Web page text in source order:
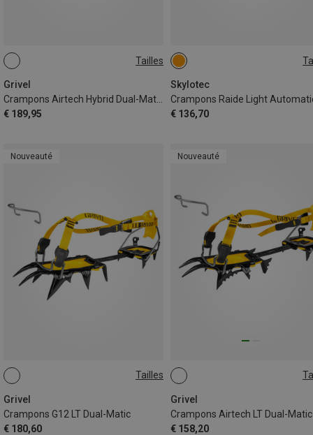
Tailles
Grivel
Crampons Airtech Hybrid Dual-Matic Evo
€ 189,95
ONE SIZE
Skylotec
€ 136,70
EU 36-44
Nouveauté
Tailles
Grivel
Crampons G12 LT Dual-Matic
€ 180,60
ONE SIZE
Nouveauté
Grivel
Crampons Airtech LT Dual-
€ 158,20
ONE SIZE